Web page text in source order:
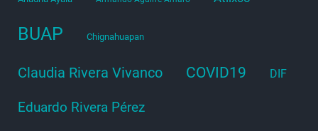
BUAP Chignahuapan
Claudia Rivera Vivanco COVID19 DIF
Eduardo Rivera Pérez